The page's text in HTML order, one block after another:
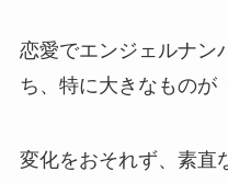
恋愛でエンジェルナン
ち、特に大きなものが
変化をおそれず、素直